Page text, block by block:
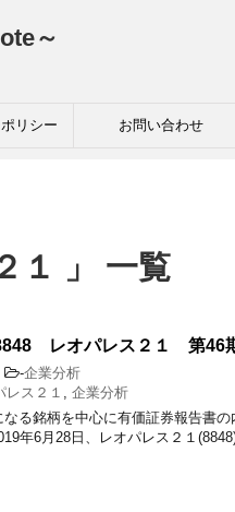
～
リシー お問い合わせ
１ 」 一覧
レオパレス２１ 第46
-企業分析
レス２１ , 企業分析
る銘柄を中心に有価証券報告書
年6月28日、レオパレス２１